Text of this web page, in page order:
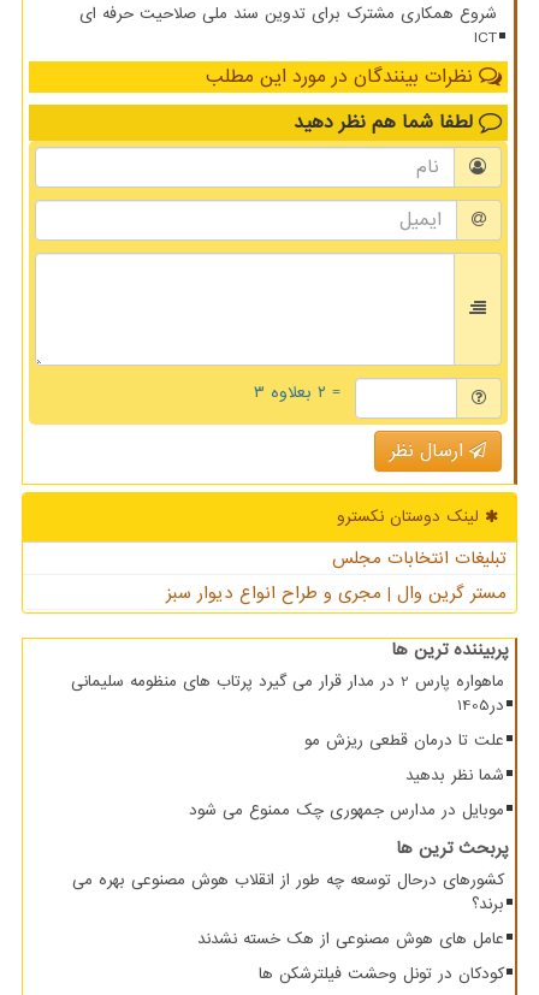
شروع همکاری مشترک برای تدوین سند ملی صلاحیت حرفه ای
ICT
نظرات بینندگان در مورد این مطلب
لطفا شما هم نظر دهید
= ۲ بعلاوه ۳
ارسال نظر
لینک دوستان نكسترو
تبلیغات انتخابات مجلس
مستر گرین وال | مجری و طراح انواع دیوار سبز
پربیننده ترین ها
ماهواره پارس 2 در مدار قرار می گیرد پرتاب های منظومه سلیمانی
در1405
علت تا درمان قطعی ریزش مو
شما نظر بدهید
موبایل در مدارس جمهوری چک ممنوع می شود
پربحث ترین ها
کشورهای درحال توسعه چه طور از انقلاب هوش مصنوعی بهره می
برند؟
عامل های هوش مصنوعی از هک خسته نشدند
کودکان در تونل وحشت فیلترشکن ها